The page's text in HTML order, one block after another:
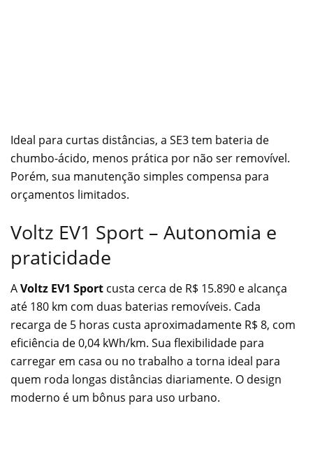
Ideal para curtas distâncias, a SE3 tem bateria de
chumbo-ácido, menos prática por não ser removível.
Porém, sua manutenção simples compensa para
orçamentos limitados.
Voltz EV1 Sport – Autonomia e
praticidade
AVoltz EV1 Sport custa cerca de R$ 15.890 e alcança
até 180 km com duas baterias removíveis. Cada
recarga de 5 horas custa aproximadamente R$ 8, com
eficiência de 0,04 kWh/km. Sua flexibilidade para
carregar em casa ou no trabalho a torna ideal para
quem roda longas distâncias diariamente. O design
moderno é um bônus para uso urbano.